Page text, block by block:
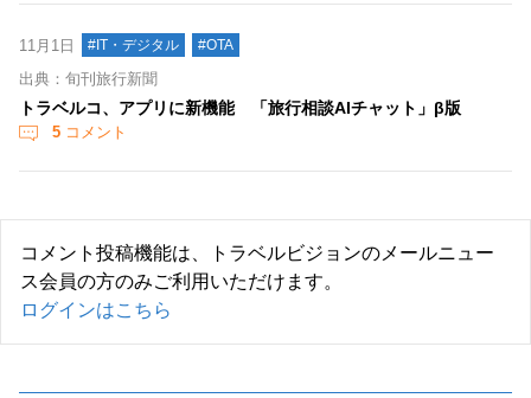
11月1日 #IT・デジタル #OTA
出典：旬刊旅行新聞
トラベルコ、アプリに新機能 「旅行相談AIチャット」β版
5 コメント
コメント投稿機能は、トラベルビジョンのメールニュー
ス会員の方のみご利用いただけます。
ログインはこちら